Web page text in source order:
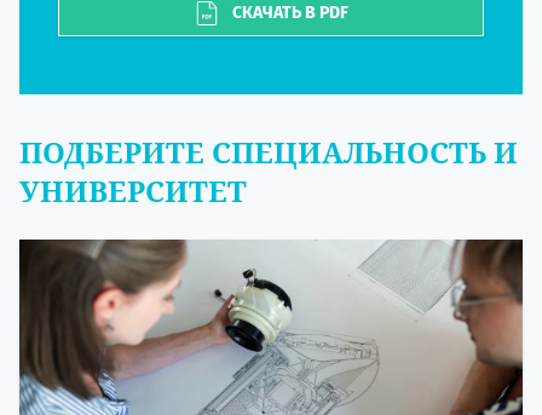
СКАЧАТЬ В PDF
ПОДБЕРИТЕ СПЕЦИАЛЬНОСТЬ И
УНИВЕРСИТЕТ